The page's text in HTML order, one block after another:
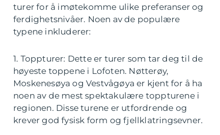
turer for å imøtekomme ulike preferanser og
ferdighetsnivåer. Noen av de populære
typene inkluderer:
1. Toppturer: Dette er turer som tar deg til de
høyeste toppene i Lofoten. Nøtterøy,
Moskenesøya og Vestvågøya er kjent for å ha
noen av de mest spektakulære toppturene i
regionen. Disse turene er utfordrende og
krever god fysisk form og fjellklatringsevner.